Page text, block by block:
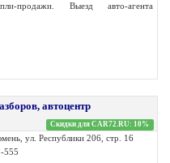
продажи. Выезд авто-агента
автоцентр
Скидки для CAR72.RU: 10%
ул. Республики 206, стр. 16
555